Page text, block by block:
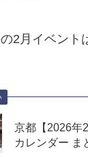
2月イベント
京都【2026年
カレンダー ま